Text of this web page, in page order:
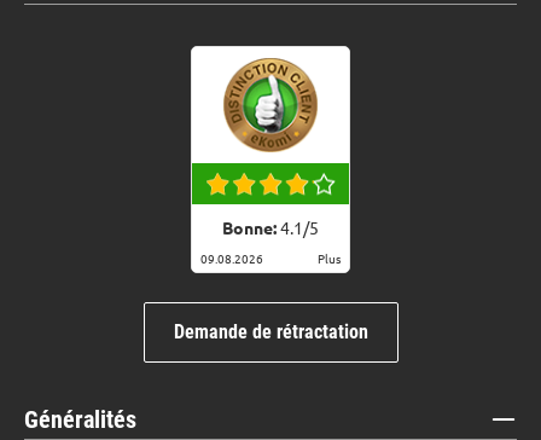
Bonne:4.1/5
09.08.2026 Plus
Demande de rétractation
Généralités